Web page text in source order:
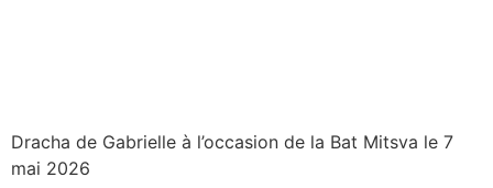
Dracha de Gabrielle à l’occasion de la Bat Mitsva le 7
mai 2026